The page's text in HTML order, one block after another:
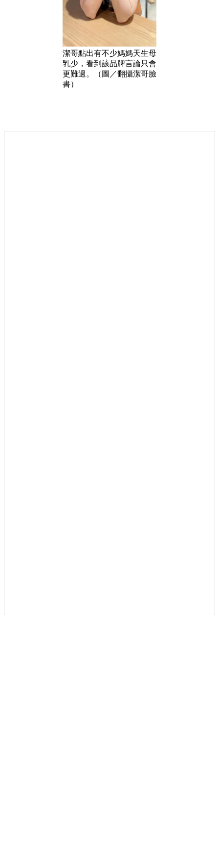
潔哥點出有不少媽媽天生母
乳少，看到該品牌言論只會
更難過。（圖／翻攝潔哥臉
書）